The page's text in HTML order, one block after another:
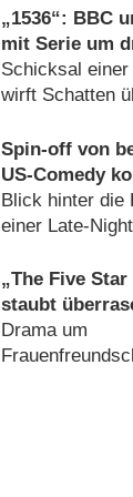
„1536“: BBC
mit Serie um
im Schatten
Verhaftung
Schicksal einer
wirft Schatten
Spin-off von
US-Comedy
schon bald
Deutschland
Blick hinter die
einer Late-
„The Five Star
staubt
Verlängerung
Drama um
gestartet